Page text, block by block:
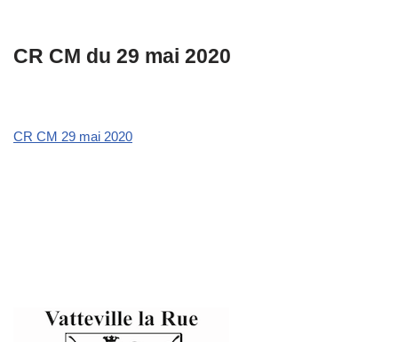
CR CM du 29 mai 2020
CR CM 29 mai 2020